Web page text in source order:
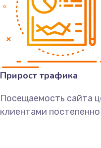
Прирост трафика
Посещаемость сайта
клиентами